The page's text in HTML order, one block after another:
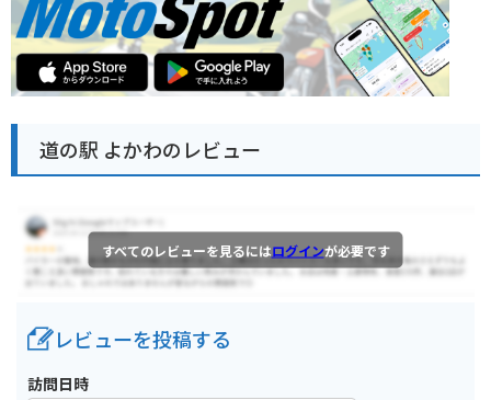
道の駅 よかわのレビュー
すべてのレビューを見るにはログインが必要です
レビューを投稿する
訪問日時